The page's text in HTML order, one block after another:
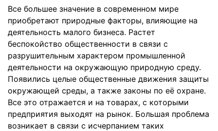
Все большее значение в современном мире
приобретают природные факторы, влияющие на
деятельность малого бизнеса. Растет
беспокойство общественности в связи с
разрушительным характером промышленной
деятельности на окружающую природную среду.
Появились целые общественные движения защиты
окружающей среды, а также законы по её охране.
Все это отражается и на товарах, с которыми
предприятия выходят на рынок. Большая проблема
возникает в связи с исчерпанием таких